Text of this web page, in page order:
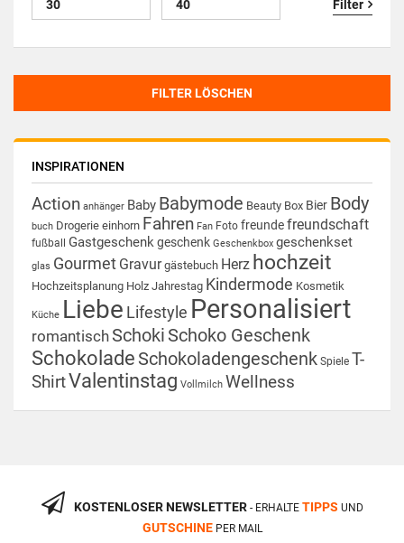
Filter
FILTER LÖSCHEN
INSPIRATIONEN
Action anhänger Baby Babymode Beauty Box Bier Body
buch Drogerie einhorn Fahren Fan Foto freundefreundschaft
fußball Gastgeschenkgeschenk Geschenkbox geschenkset
glas Gourmet Gravur gästebuch Herz hochzeit
Hochzeitsplanung Holz Jahrestag Kindermode Kosmetik
Küche Liebe Lifestyle Personalisiert
romantisch Schoki Schoko Geschenk
Schokolade Schokoladengeschenk Spiele T-
ShirtValentinstag Vollmilch Wellness
KOSTENLOSER NEWSLETTER- ERHALTE TIPPS UND
GUTSCHINEPER MAIL